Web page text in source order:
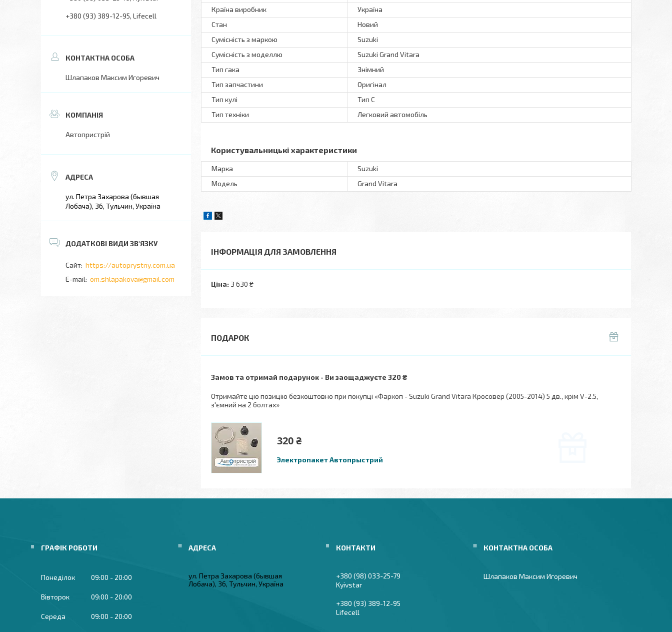
Країна виробник
Україна
Стан
Новий
Сумісність з маркою
Suzuki
Сумісність з моделлю
Suzuki Grand Vitara
Тип гака
Знімний
Тип запчастини
Оригінал
Тип кулі
Тип C
Тип техніки
Легковий автомобіль
Користувальницькі характеристики
Марка
Suzuki
Мoдель
Grand Vitara
ІНФОРМАЦІЯ ДЛЯ ЗАМОВЛЕННЯ
Ціна: 3 630 ₴
Замов та отримай подарунок Ви заощаджуєте 320 ₴
Отримайте цю позицію безкоштовно при покупці «Фаркоп - Suzuki Grand Vitara Кросовер (2005-2014) 5 дв., крім V-2.5,
з'ємний на 2 болтах»
320 ₴
Электропакет Автопрыстрий
+380 (93) 389-12-95 Lifecell
Шлапаков Максим Игоревич
Автопристрій
ул. Петра Захарова (бывшая
Лобача), 36, Тульчин, Україна
https://autoprystriy.com.ua
om.shlapakova@gmail.com
ГРАФІК РОБОТИ
Понеділок 09:00 20:00
Вівторок 09:00 20:00
Середа 09:00 20:00
ул. Петра Захарова (бывшая
Лобача), 36, Тульчин, Україна
+380 (98) 033-25-79
Kyivstar
+380 (93) 389-12-95
Lifecell
Шлапаков Максим Игоревич